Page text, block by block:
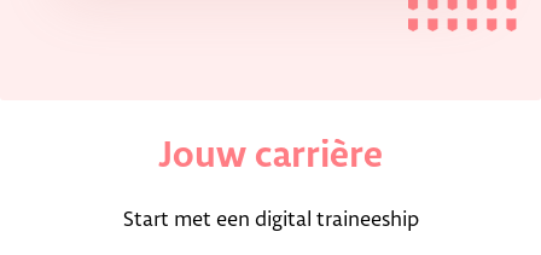
Jouw carrière
Start met een digital traineeship